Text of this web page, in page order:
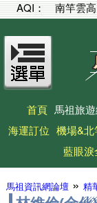
AQI： 南竿雲
首頁 馬祖旅
海運訂位 機場&北
藍眼淚
馬祖資訊網論壇» 精